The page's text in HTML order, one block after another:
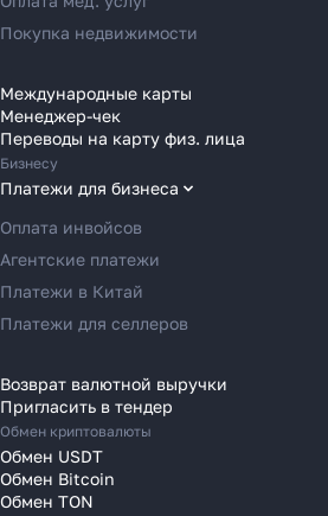
Переводы в Австрию
Переводы в Болгарию
Переводы в Венгрию
Переводы в Великобританию
Переводы в Грецию
Переводы в Германию
Переводы в Ирландию
Переводы в Испанию
Переводы в Италию
Переводы в Латвию
Переводы в Литву
Переводы в Молдавию
Переводы в Монако
Переводы в Нидерланды
Покупка недвижимости
Международные карты
Менеджер-чек
Переводы на карту физ. лица
Бизнесу
Платежи для бизнеса
Оплата инвойсов
Агентские платежи
Платежи в Китай
Платежи для селлеров
Возврат валютной выручки
Пригласить в тендер
Обмен криптовалюты
Обмен USDT
Обмен Bitcoin
Обмен TON